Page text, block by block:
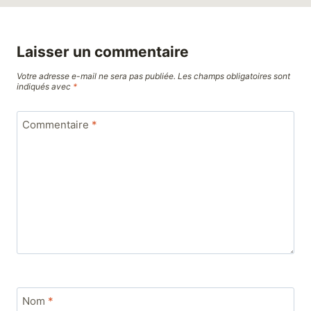
Laisser un commentaire
Votre adresse e-mail ne sera pas publiée. Les champs obligatoires sont
indiqués avec *
Commentaire *
Nom *